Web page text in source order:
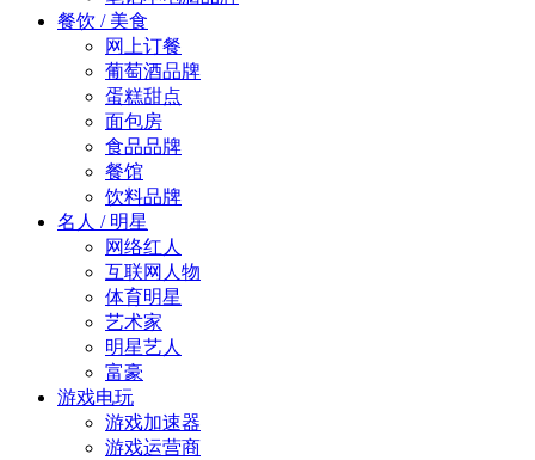
餐饮 / 美食
网上订餐
葡萄酒品牌
蛋糕甜点
面包房
食品品牌
餐馆
饮料品牌
名人 / 明星
网络红人
互联网人物
体育明星
艺术家
明星艺人
富豪
游戏电玩
游戏加速器
游戏运营商